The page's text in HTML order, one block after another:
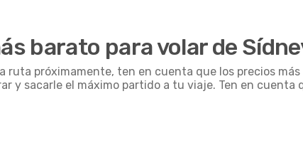
barato para volar de
ruta próximamente, ten en cuenta que los precios
y sacarle el máximo partido a tu viaje. Ten en cuenta